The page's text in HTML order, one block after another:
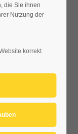
- 73
am Start
Teilnehmer
Veranstalter.
"Labertal" war
auf 75 Plätze
sich die
auf die
den ganzen Tag
ist zeigte sich
die Sie ihnen
Nutzung der
korrekt